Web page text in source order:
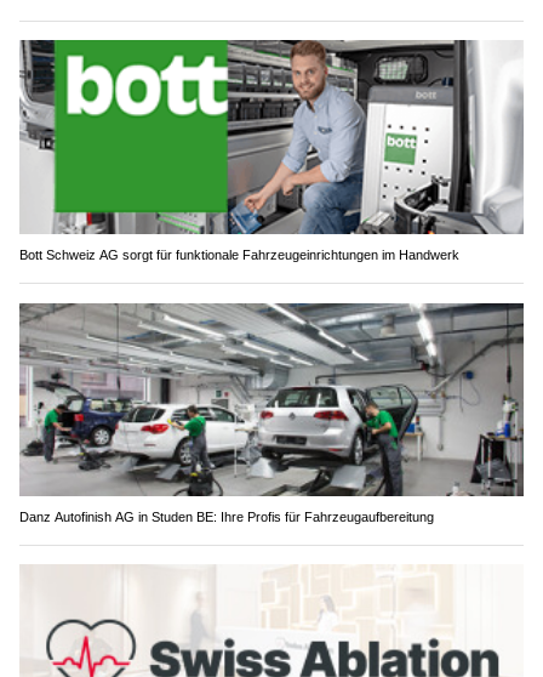
Bott Schweiz AG sorgt für funktionale Fahrzeugeinrichtungen im Handwerk
Danz Autofinish AG in Studen BE: Ihre Profis für Fahrzeugaufbereitung